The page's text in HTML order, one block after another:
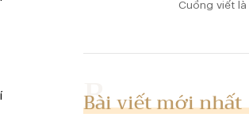
Cuồng viết là
Bài viết mới nhất